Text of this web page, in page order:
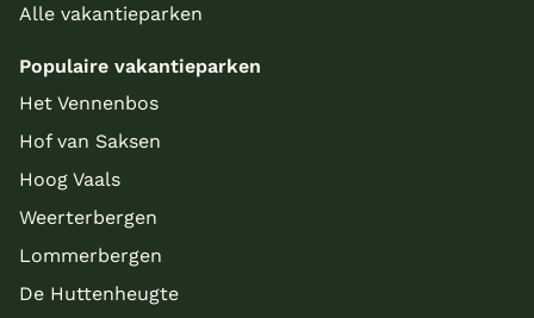
Alle vakantieparken
Populaire vakantieparken
Het Vennenbos
Hof van Saksen
Hoog Vaals
Weerterbergen
Lommerbergen
De Huttenheugte